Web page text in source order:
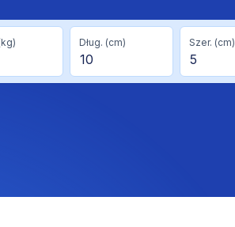
Dług. (cm) Szer. (cm)